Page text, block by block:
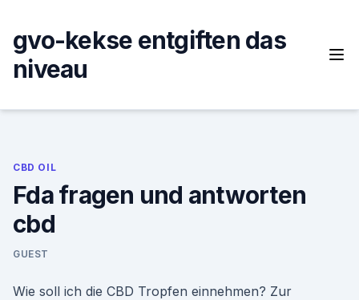
content
gvo-kekse entgiften das
niveau
CBD OIL
Fda fragen und antworten
cbd
GUEST
Wie soll ich die CBD Tropfen einnehmen? Zur